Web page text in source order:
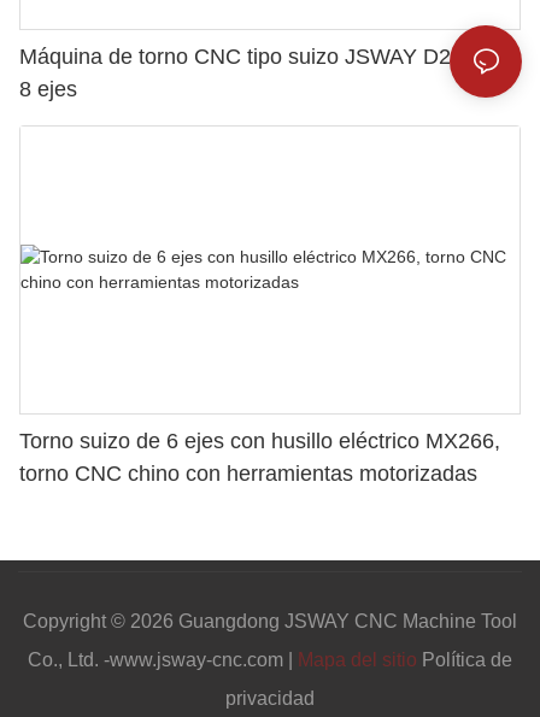
Máquina de torno CNC tipo suizo JSWAY D208 de
8 ejes
Torno suizo de 6 ejes con husillo eléctrico MX266,
torno CNC chino con herramientas motorizadas
Copyright © 2026 Guangdong JSWAY CNC Machine Tool
Co., Ltd. -www.jsway-cnc.com |
Mapa del sitio Política de
privacidad